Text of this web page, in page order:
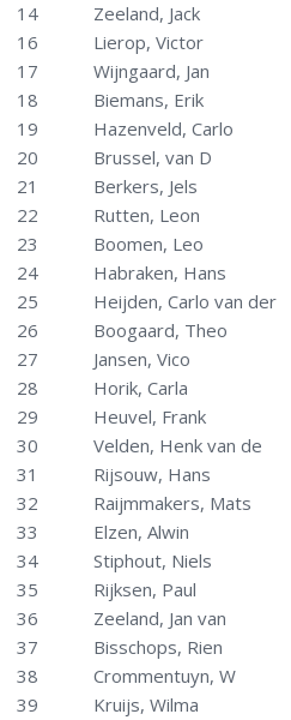
14
Zeeland, Jack
16
Lierop, Victor
17
Wijngaard, Jan
18
Biemans, Erik
19
Hazenveld, Carlo
20
Brussel, van D
21
Berkers, Jels
22
Rutten, Leon
23
Boomen, Leo
24
Habraken, Hans
25
Heijden, Carlo van der
26
Boogaard, Theo
27
Jansen, Vico
28
Horik, Carla
29
Heuvel, Frank
30
Velden, Henk van de
31
Rijsouw, Hans
32
Raijmmakers, Mats
33
Elzen, Alwin
34
Stiphout, Niels
35
Rijksen, Paul
36
Zeeland, Jan van
37
Bisschops, Rien
38
Crommentuyn, W
39
Kruijs, Wilma